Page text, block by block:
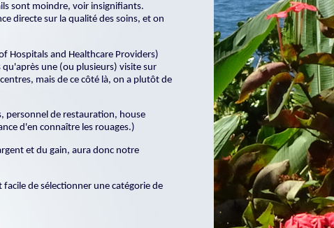
sont moindre, voir insignifiants.
directe sur la qualité des soins, et on
Hospitals and Healthcare Providers)
une (ou plusieurs) visite sur
mais de ce côté là, on a plutôt de
personnel de restauration, house
d'en connaître les rouages.)
et du gain, aura donc notre
de sélectionner une catégorie de